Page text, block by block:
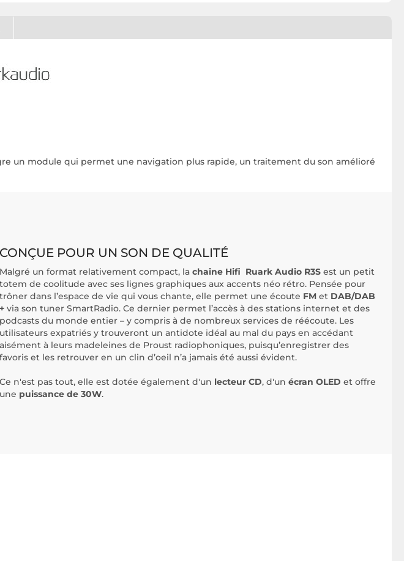
un module qui permet une navigation plus rapide, un traitement du son amélioré
CONÇUE POUR UN SON DE QUALITÉ
Malgré un format relativement compact, la chaine Hifi Ruark Audio R3S est un petit
totem de coolitude avec ses lignes graphiques aux accents néo rétro. Pensée pour
trôner dans l’espace de vie qui vous chante, elle permet une écoute FM et DAB/DAB
+ via son tuner SmartRadio. Ce dernier permet l’accès à des stations internet et des
podcasts du monde entier – y compris à de nombreux services de réécoute. Les
utilisateurs expatriés y trouveront un antidote idéal au mal du pays en accédant
aisément à leurs madeleines de Proust radiophoniques, puisqu’enregistrer des
favoris et les retrouver en un clin d’oeil n’a jamais été aussi évident.
Ce n'est pas tout, elle est dotée également d'un lecteur CD, d'un écran OLED et offre
une puissance de 30W.